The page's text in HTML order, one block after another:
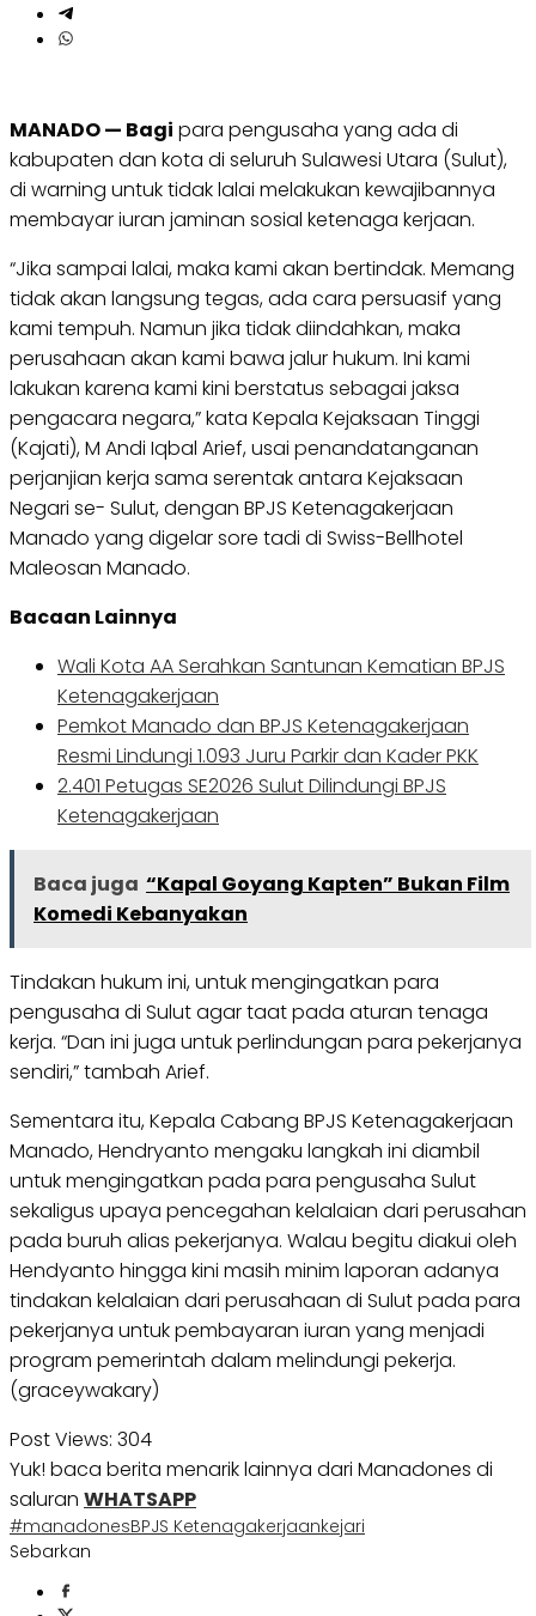
MANADO — Bagi para pengusaha yang ada di
kabupaten dan kota di seluruh Sulawesi Utara (Sulut),
di warning untuk tidak lalai melakukan kewajibannya
membayar iuran jaminan sosial ketenaga kerjaan.
“Jika sampai lalai, maka kami akan bertindak. Memang
tidak akan langsung tegas, ada cara persuasif yang
kami tempuh. Namun jika tidak diindahkan, maka
perusahaan akan kami bawa jalur hukum. Ini kami
lakukan karena kami kini berstatus sebagai jaksa
pengacara negara,” kata Kepala Kejaksaan Tinggi
(Kajati), M Andi Iqbal Arief, usai penandatanganan
perjanjian kerja sama serentak antara Kejaksaan
Negari se- Sulut, dengan BPJS Ketenagakerjaan
Manado yang digelar sore tadi di Swiss-Bellhotel
Maleosan Manado.
Bacaan Lainnya
Wali Kota AA Serahkan Santunan Kematian BPJS
Ketenagakerjaan
Pemkot Manado dan BPJS Ketenagakerjaan
Resmi Lindungi 1.093 Juru Parkir dan Kader PKK
2.401 Petugas SE2026 Sulut Dilindungi BPJS
Ketenagakerjaan
Baca juga “Kapal Goyang Kapten” Bukan Film
Komedi Kebanyakan
Tindakan hukum ini, untuk mengingatkan para
pengusaha di Sulut agar taat pada aturan tenaga
kerja. “Dan ini juga untuk perlindungan para pekerjanya
sendiri,” tambah Arief.
Sementara itu, Kepala Cabang BPJS Ketenagakerjaan
Manado, Hendryanto mengaku langkah ini diambil
untuk mengingatkan pada para pengusaha Sulut
sekaligus upaya pencegahan kelalaian dari perusahan
pada buruh alias pekerjanya. Walau begitu diakui oleh
Hendyanto hingga kini masih minim laporan adanya
tindakan kelalaian dari perusahaan di Sulut pada para
pekerjanya untuk pembayaran iuran yang menjadi
program pemerintah dalam melindungi pekerja.
(graceywakary)
Post Views: 304
Yuk! baca berita menarik lainnya dari Manadones di
saluran WHATSAPP
#manadonesBPJS Ketenagakerjaankejari
Sebarkan